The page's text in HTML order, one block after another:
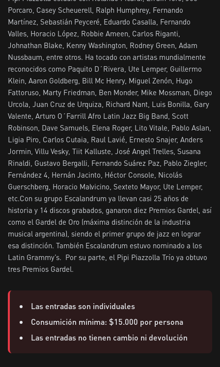
Porcaro, Casey Scheuerell, Ralph Humphrey, Fernando
Martínez, Sebastián Peyceré, Eduardo Casalla, Fernando
Valles, Horacio López, Robbie Ameen, Carlos Riganti,
Johnathan Blake, Kenny Washington, Rodney Green, Adam
Nussbaum, entre otros. Ha tocado con artistas mundialmente
reconocidos como Paquito D´Rivera, Ute Lemper, Guillermo
Klein, Aaron Goldberg, Bill Mc Henry, Miguel Zenón, Hugo
Fattoruso, Marty Friedman, Ben Monder, Mike Mossman, Diego
Urcola, Juan Cruz de Urquiza, Richard Nant, Luis Bonilla, Gary
Valente, Arturo O´Farrill Afro Latin Jazz Big Band, Scott
Robinson, Dave Samuels, Elena Roger, Lito Vitale, Pablo Aslan,
Ligia Piro, Carlos Cutaia, Raul Lavié, Ernesto Snajer, Anders
Jormin, Villu Vesky, Tiit Kalluste, José Angel Trelles, Susana
Rinaldi, Gustavo Bergalli, Fernando Suárez Paz, Pablo Ziegler,
Fernández 4, Hernán Jacinto, Héctor Console, Nicolás
Guerschberg, Horacio Malvicino, Sexteto Mayor, Ute Lemper,
etc.Con su grupo Escalandrum ya llevan casi 25 años de
historia y 14 discos grabados, ganaron diez Premios Gardel, así
como el Gardel de Oro (máxima distinción de la industria
musical argentina), siendo el primer grupo de jazz en lograr
esa distinción. También Escalandrum estuvo nominado a los
Latin Grammy’s.  Por su parte, el Pipi Piazzolla Trío ya obtuvo
tres Premios Gardel.
Las entradas son individuales
Consumición mínima: $15.000 por persona
Las entradas no tienen cambio ni devolución